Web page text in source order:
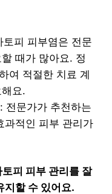
토피 피부염은 전문
때가 많아요. 정
여 적절한 치료 계
요.
: 전문가가 추천하는
과적인 피부 관리가
피 피부 관리를 잘
지할 수 있어요.